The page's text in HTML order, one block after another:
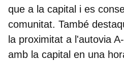
que a la capital i es
comunitat. També
la proximitat a l'autovia
amb la capital en una